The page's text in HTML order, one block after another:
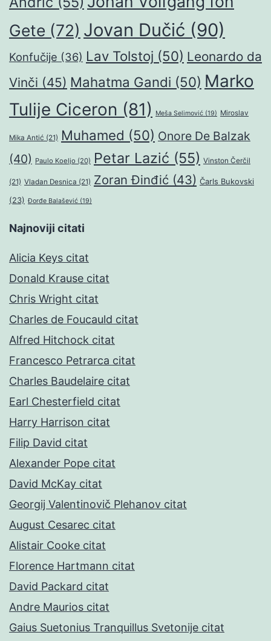
Gete (72) Jovan Dučić (90)
Konfučije (36) Lav Tolstoj (50) Leonardo da
Vinči (45) Mahatma Gandi (50) Marko
Tulije Ciceron (81) Meša Selimović (19) Miroslav
Mika Antić (21) Muhamed (50) Onore De Balzak
(40) Paulo Koeljo (20) Petar Lazić (55) Vinston Čerčil
(21) Vladan Desnica (21) Zoran Đinđić (43) Čarls Bukovski
(23) Đorđe Balašević (19)
Najnoviji citati
Alicia Keys citat
Donald Krause citat
Chris Wright citat
Charles de Foucauld citat
Alfred Hitchock citat
Francesco Petrarca citat
Charles Baudelaire citat
Earl Chesterfield citat
Harry Harrison citat
Filip David citat
Alexander Pope citat
David McKay citat
Georgij Valentinovič Plehanov citat
August Cesarec citat
Alistair Cooke citat
Florence Hartmann citat
David Packard citat
Andre Maurios citat
Gaius Suetonius Tranquillus Svetonije citat